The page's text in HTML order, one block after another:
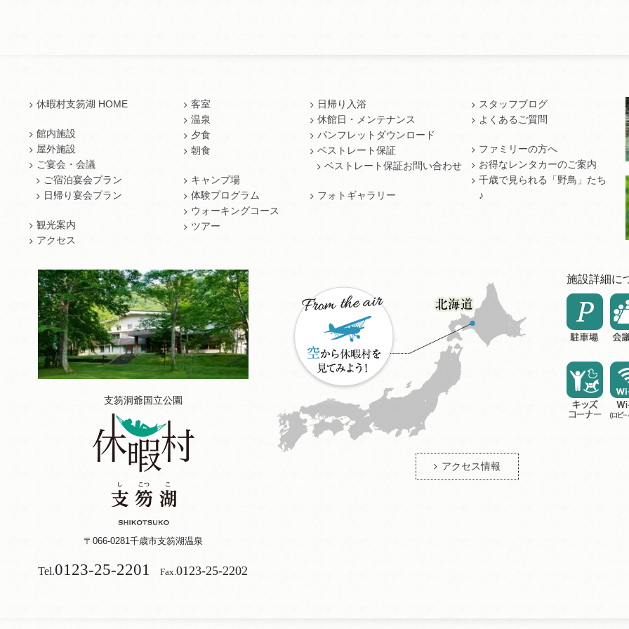
休暇村支笏湖 HOME
館内施設
屋外施設
ご宴会・会議
ご宿泊宴会プラン
日帰り宴会プラン
観光案内
アクセス
客室
温泉
夕食
朝食
キャンプ場
体験プログラム
ウォーキングコース
ツアー
日帰り入浴
休館日・メンテナンス
パンフレットダウンロード
ベストレート保証
ベストレート保証お問い合わせ
フォトギャラリー
スタッフブログ
よくあるご質問
ファミリーの方へ
お得なレンタカーのご案内
千歳で見られる「野鳥」たち
♪
支笏洞爺国立公園
〒066-0281千歳市支笏湖温泉
Tel.0123-25-2201 Fax. 0123-25-2202
アクセス情報
施設詳細に